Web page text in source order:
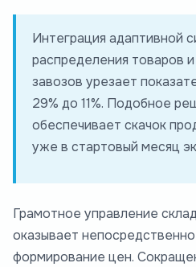
Интеграция адаптивной
распределения товаров
завозов урезает
29% до 11%. Подобное
обеспечивает скачок
уже в стартовый месяц
Грамотное управление
оказывает
формирование цен.